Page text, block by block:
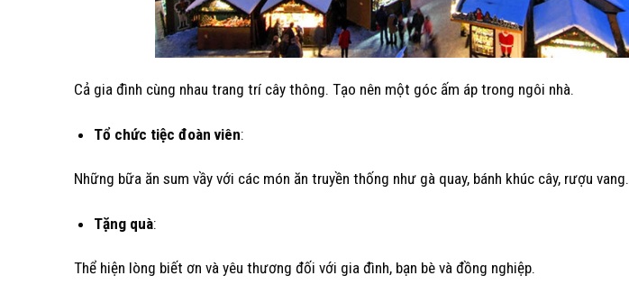
Cả gia đình cùng nhau trang trí cây thông. Tạo nên một góc ấm áp trong ngôi nhà.
Tổ chức tiệc đoàn viên:
Những bữa ăn sum vầy với các món ăn truyền thống như gà quay, bánh khúc cây, rượu vang.
Tặng quà:
Thể hiện lòng biết ơn và yêu thương đối với gia đình, bạn bè và đồng nghiệp.